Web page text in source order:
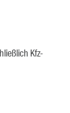
Kfz-